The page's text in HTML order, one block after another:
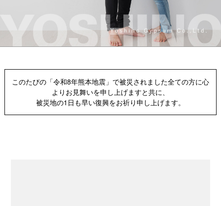
このたびの「令和8年熊本地震」で被災されました全ての方に心
よりお見舞いを申し上げますと共に、
被災地の1日も早い復興をお祈り申し上げます。